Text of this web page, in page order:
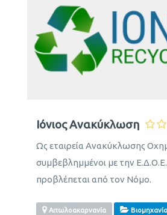
Ιόνιος Ανακύκλωση
Ως εταιρεία Ανακύκλωσης
συμβεβλημμένοι με την
προβλέπεται από τον Νόμο.
Αιτωλοακαρνανία